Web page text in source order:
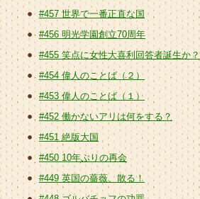
#457 世界で一番正直な国
#456 明光学園創立70周年
#455 笑点に女性大喜利回答者誕生か？
#454 偉人のことば（２）
#453 偉人のことば（１）
#452 働かないアリは何をする？
#451 絶版大国
#450 10年ぶりの再会
#449 英国の薔薇、散る！